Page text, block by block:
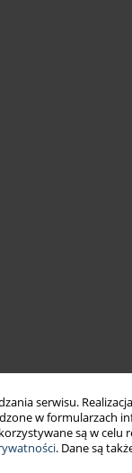
serwisu.
w formularzach
są w
. Dane są